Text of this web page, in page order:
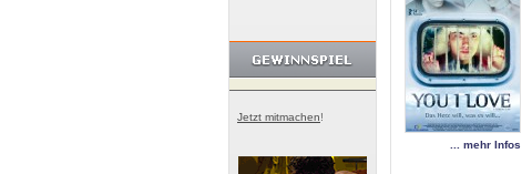
Jetzt mitmachen!
... mehr Infos